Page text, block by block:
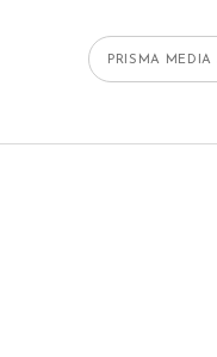
PRISMA